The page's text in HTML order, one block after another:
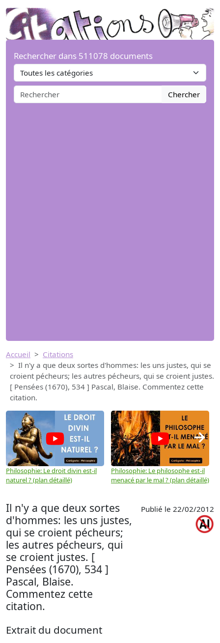
Rechercher dans 511078 documents
Chercher
Accueil
Citations
Il n'y a que deux sortes d'hommes: les uns justes, qui se
croient pécheurs; les autres pécheurs, qui se croient justes.
[ Pensées (1670), 534 ] Pascal, Blaise. Commentez cette
citation.
Philosophie: Le droit divin est-il
naturel ? (plan détaillé)
Philosophie: Le philosophe est-il
menacé par le mal ? (plan détaillé)
→
Il n'y a que deux sortes
d'hommes: les uns justes,
qui se croient pécheurs;
les autres pécheurs, qui
se croient justes. [
Pensées (1670), 534 ]
Pascal, Blaise.
Commentez cette
citation.
Publié le 22/02/2012
Extrait du document